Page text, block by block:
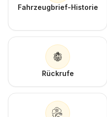
Fahrzeugbrief-Historie
Rückrufe